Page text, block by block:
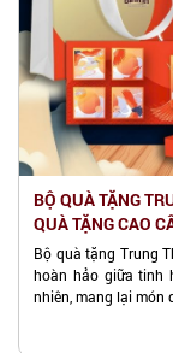
BỘ QUÀ TẶNG
QUÀ TẶNG CAO
Bộ quà tặng Trung
hoàn hảo giữa tinh
nhiên, mang lại món